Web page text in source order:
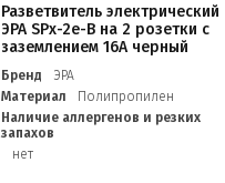
Разветвитель электрический
ЭРА SPx-2e-B на 2 розетки с
заземлением 16А черный
Бренд
ЭРА
Материал
Полипропилен
Наличие аллергенов и резких
запахов
нет